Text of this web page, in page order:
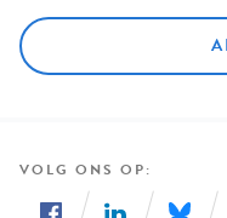
VOLG ONS OP